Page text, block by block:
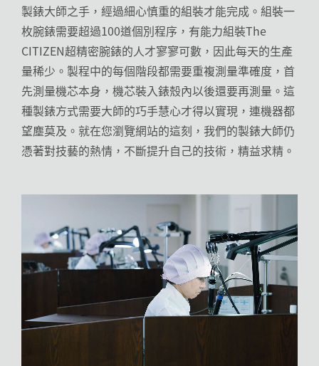
製錶大師之手，經過細心慎重的組裝才能完成。組裝一
枚腕錶需要超過100道個別程序，有能力組裝The
CITIZEN超精密腕錶的人才寥寥可數，因此每天的生產
量稀少。製程中的每個階段都需要重複測量準確度，首
先測量機芯本身，機芯裝入錶殼內以後還要再測量。這
種製錶方式需要大師的巧手慧心才得以實現，連機器都
望塵莫及。就在您瀏覽網站的這刻，我們的製錶大師仍
憑著對技藝的熱情，不斷提升自己的技術，精益求精。